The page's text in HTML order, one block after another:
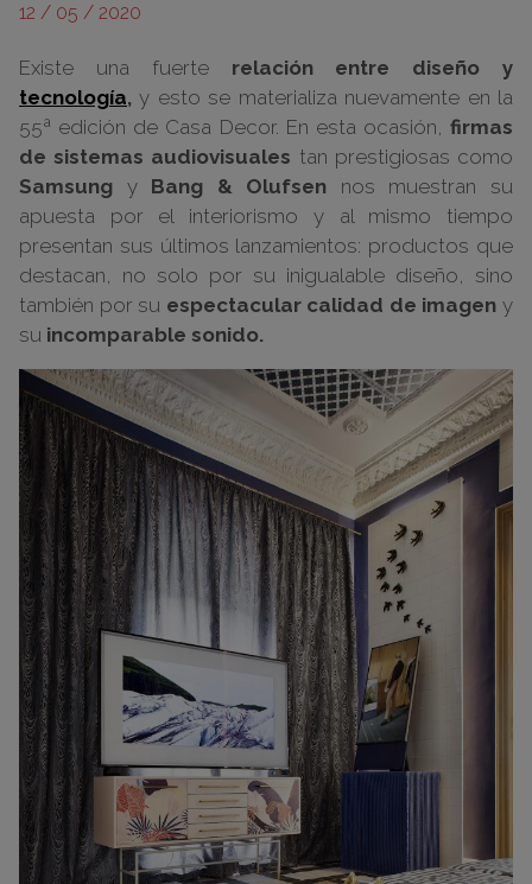
12 / 05 / 2020
Existe una fuerte relación entre diseño y
tecnología, y esto se materializa nuevamente en la
55ª edición de Casa Decor. En esta ocasión, firmas
de sistemas audiovisuales tan prestigiosas como
Samsung y Bang & Olufsen nos muestran su
apuesta por el interiorismo y al mismo tiempo
presentan sus últimos lanzamientos: productos que
destacan, no solo por su inigualable diseño, sino
también por su espectacular calidad de imagen y
su incomparable sonido.